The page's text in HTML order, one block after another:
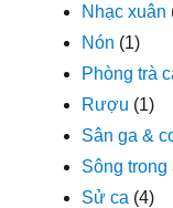
Nhạc xuân
Nón (1)
Phòng trà
Rượu (1)
Sân ga &
Sông trong
Sử ca (4)